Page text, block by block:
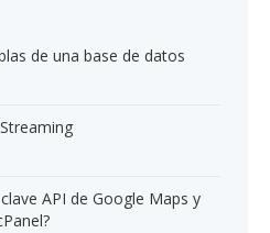
de una base de datos
API de Google Maps y